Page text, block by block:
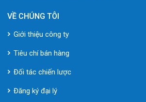
VỀ CHÚNG TÔI
Giới thiệu công ty
Tiêu chí bán hàng
Đối tác chiến lược
Đăng ký đại lý